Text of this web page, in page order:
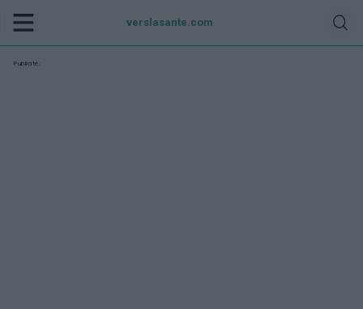
verslasante.com
Publicité: